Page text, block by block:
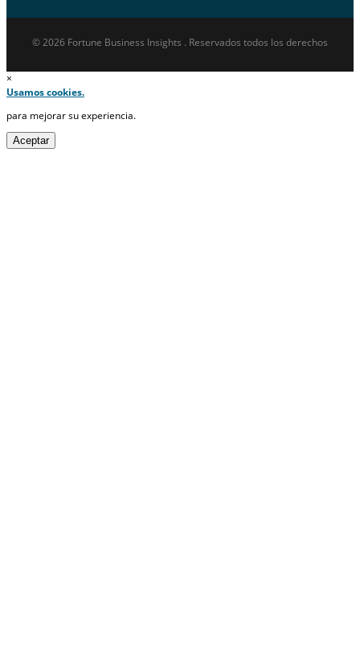
© 2026 Fortune Business Insights . Reservados todos los derechos
×
Usamos cookies.
para mejorar su experiencia.
Aceptar